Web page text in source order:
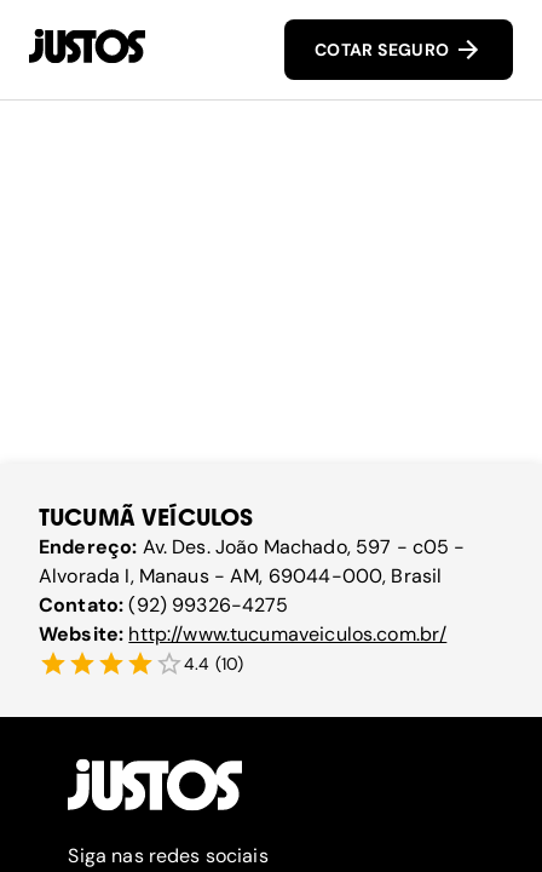
COTAR SEGURO
TUCUMÃ VEÍCULOS
Endereço: Av. Des. João Machado, 597 - c05 -
Alvorada I, Manaus - AM, 69044-000, Brasil
Contato:(92) 99326-4275
Website: http://www.tucumaveiculos.com.br/
4.4 (10)
Siga nas redes sociais